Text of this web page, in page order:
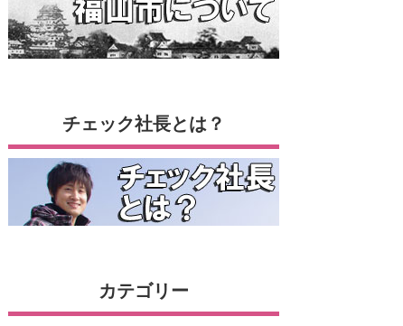
チェック社長とは？
カテゴリー